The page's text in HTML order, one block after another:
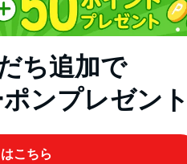
ち追加で
ポンプレゼン
こちら